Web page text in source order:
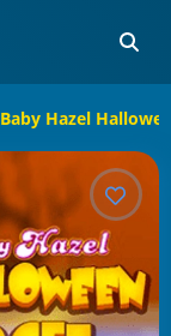
Baby Hazel